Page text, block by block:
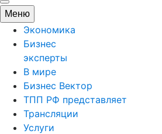
Меню
Экономика
Бизнес
эксперты
В мире
Бизнес Вектор
ТПП РФ представляет
Трансляции
Услуги